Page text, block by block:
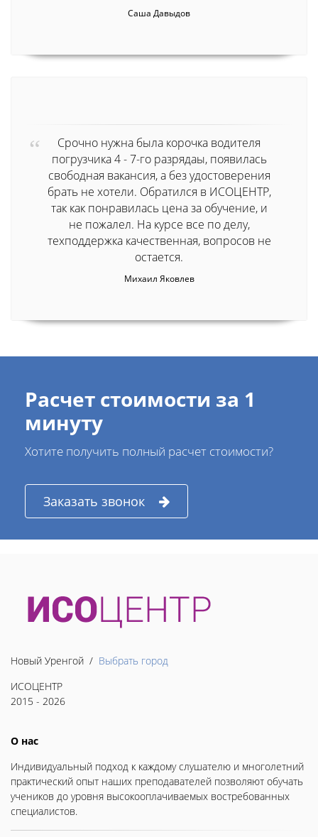
Саша Давыдов
Срочно нужна была корочка водителя
погрузчика 4 - 7-го разрядаы, появилась
свободная вакансия, а без удостоверения
брать не хотели. Обратился в ИСОЦЕНТР,
так как понравилась цена за обучение, и
не пожалел. На курсе все по делу,
техподдержка качественная, вопросов не
остается.
Михаил Яковлев
Расчет стоимости за 1
минуту
Хотите получить полный расчет стоимости?
Заказать звонок
Новый Уренгой / Выбрать город
ИСОЦЕНТР
2015 - 2026
О нас
Индивидуальный подход к каждому слушателю и многолетний
практический опыт наших преподавателей позволяют обучать
учеников до уровня высокооплачиваемых востребованных
специалистов.